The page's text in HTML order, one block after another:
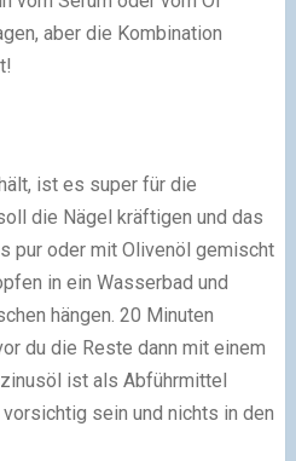
aber die Kombination
ist es super für die
die Nägel kräftigen und das
pur oder mit Olivenöl gemischt
in ein Wasserbad und
hängen. 20 Minuten
du die Reste dann mit einem
ist als Abführmittel
sein und nichts in den